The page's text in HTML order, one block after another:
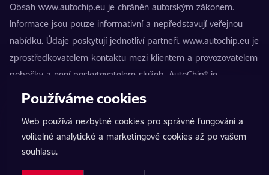
Obsah www.autochip.eu je chráněn autorským zákonem.
Informace jsou pouze informativní a nepředstavují veřejnou
nabídku. Údaje poskytují jednotliví partneři. www.autochip.eu je
zprostředkovatelem kontaktu mezi klientem a provozovatelem
pobočky a není poskytovatelem služeb. AutoChip® je
registrovaná ochranná známka Petra Kučery. Úpravy, které
nezpůsobilosti vozidla k provozu na pozemních komunikacích.
Přesné informace poskytuje vždy konkrétní provozovatel
pobočky.
Používáme cookies
Web používá nezbytné cookies pro správné fungování a
volitelné analytické a marketingové cookies až po vašem
souhlasu.